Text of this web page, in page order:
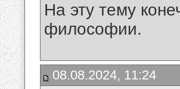
На эту тему
философии.
08.08.2024, 11:24